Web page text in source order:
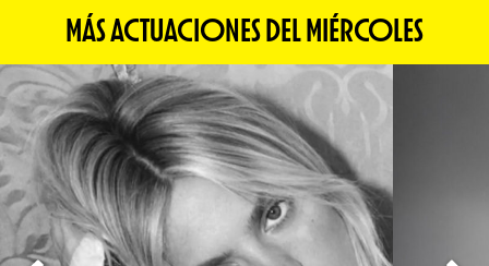
MÁS ACTUACIONES DEL MIÉRCOLES